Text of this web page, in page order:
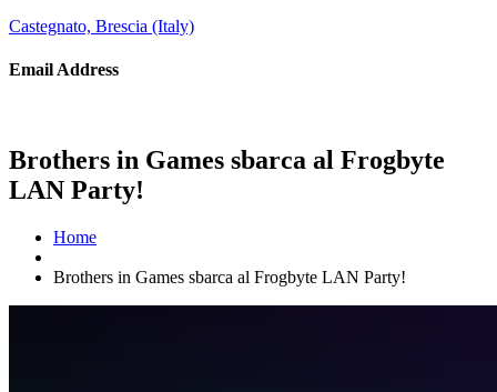
Castegnato, Brescia (Italy)
Email Address
Brothers in Games sbarca al Frogbyte
LAN Party!
Home
Brothers in Games sbarca al Frogbyte LAN Party!